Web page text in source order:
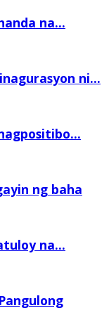
na...
ni...
ng baha
na...